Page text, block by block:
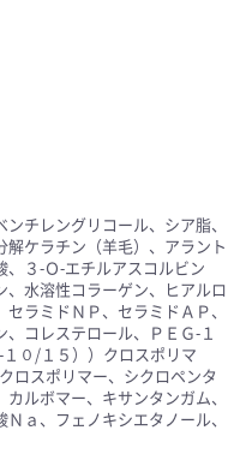
チレングリコール、シア脂、
ケラチン（羊毛）、アラント
３-Ｏ-エチルアスコルビン
水溶性コラーゲン、ヒアルロ
ラミドＮＰ、セラミドＡＰ、
コレステロール、ＰＥＧ-１
０/１５））クロスポリマ
ロスポリマー、シクロペンタ
ルボマー、キサンタンガム、
ａ、フェノキシエタノール、